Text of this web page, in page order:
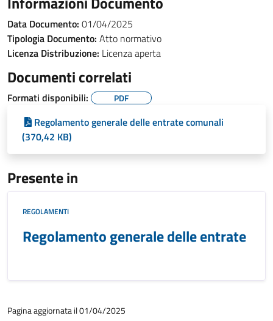
Data Documento: 01/04/2025
Tipologia Documento: Atto normativo
Licenza Distribuzione: Licenza aperta
Documenti correlati
Formati disponibili: PDF
Regolamento generale delle entrate comunali
(370,42 KB)
Presente in
REGOLAMENTI
Regolamento generale delle entrate
Pagina aggiornata il 01/04/2025